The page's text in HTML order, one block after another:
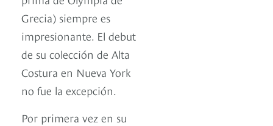
Grecia) siempre es
impresionante. El debut
de su colección de Alta
Costura en Nueva York
no fue la excepción.
Por primera vez en su